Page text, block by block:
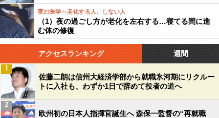
夜の医学～老化する人、しない人
（1）夜の過ごし方が老化を左右する…寝てる間に進
む体の修復
アクセスランキング 週間
佐藤二朗は信州大経済学部から就職氷河期にリクルー
トに入社も、わずか1日で辞めて役者の道へ
1
欧州初の日本人指揮官誕生へ 森保一監督の“再就職
2